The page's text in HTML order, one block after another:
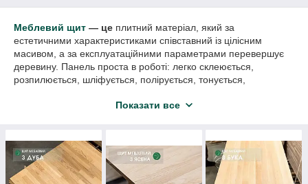
Меблевий щит — це плитний матеріал, який за
естетичними характеристиками співставний із цілісним
масивом, а за експлуатаційними параметрами перевершує
деревину. Панель проста в роботі: легко склеюється,
розпилюється, шліфується, полірується, тонується,
Щит меблевий складається зі склеєних дерев'яних брусків
структурою. Завдяки склеюванням плита набуває додаткової
жорсткості. На відміну від деревини, яка при перепадах рівня
вологості може зсихатися/розсихатися, дерев'яний щит
Показати все